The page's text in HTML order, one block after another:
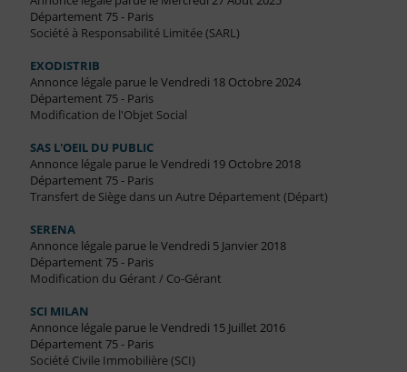
Département 75 - Paris
Société à Responsabilité Limitée (SARL)
EXODISTRIB
Annonce légale parue le Vendredi 18 Octobre 2024
Département 75 - Paris
Modification de l'Objet Social
SAS L'OEIL DU PUBLIC
Annonce légale parue le Vendredi 19 Octobre 2018
Département 75 - Paris
Transfert de Siège dans un Autre Département (Départ)
SERENA
Annonce légale parue le Vendredi 5 Janvier 2018
Département 75 - Paris
Modification du Gérant / Co-Gérant
SCI MILAN
Annonce légale parue le Vendredi 15 Juillet 2016
Département 75 - Paris
Société Civile Immobilière (SCI)